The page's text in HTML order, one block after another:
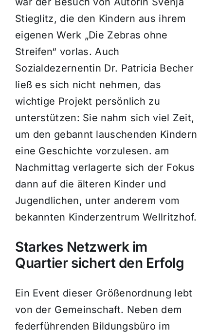
Stieglitz, die den Kindern aus ihrem
eigenen Werk „Die Zebras ohne
Streifen“ vorlas. Auch
Sozialdezernentin Dr. Patricia Becher
ließ es sich nicht nehmen, das
wichtige Projekt persönlich zu
unterstützen: Sie nahm sich viel Zeit,
um den gebannt lauschenden Kindern
eine Geschichte vorzulesen. am
Nachmittag verlagerte sich der Fokus
dann auf die älteren Kinder und
Jugendlichen, unter anderem vom
bekannten Kinderzentrum Wellritzhof.
Starkes Netzwerk im
Quartier sichert den Erfolg
Ein Event dieser Größenordnung lebt
von der Gemeinschaft. Neben dem
federführenden Bildungsbüro im